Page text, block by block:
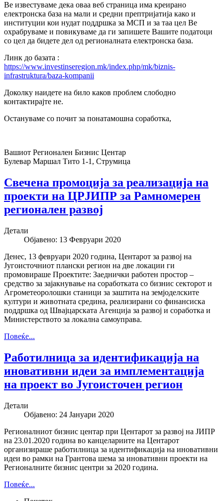
Ве известуваме дека оваа веб страница има креирано
електронска база на мали и средни прептријатија како и
институции кои нудат поддршка за МСП и за таа цел Ве
охрабруваме и повикуваме да ги запишете Вашите податоци
со цел да бидете дел од регионалната електронска база.
Линк до базата :
https://www.investinseregion.mk/index.php/mk/biznis-
infrastruktura/baza-kompanii
Доколку наидете на било каков проблем слободно
контактирајте не.
Остануваме со почит за понатамошна соработка,
Вашиот Регионален Бизнис Центар
Булевар Маршал Тито 1-1, Струмица
Свечена промоција за реализација на
проекти на ЦРЈИПР за Рамномерен
регионален развој
Детали
Објавено: 13 Февруари 2020
Денес, 13 февруари 2020 година, Центарот за развој на
Југоисточниот плански регион на две локации ги
промовираше Проектите: Заеднички работен простор –
средство за зајакнување на соработката со бизнис секторот и
Агрометеоролошки станици за заштита на земјоделските
култури и животната средина, реализирани со финансиска
поддршка од Швајцарската Агенција за развој и соработка и
Министерството за локална самоуправа.
Повеќе...
Работилница за идентификација на
иновативни идеи за имплементација
на проект во Југоисточен регион
Детали
Објавено: 24 Јануари 2020
Регионалниот бизнис центар при Центарот за развој на ЈИПР
на 23.01.2020 година во канцелариите на Центарот
организираше работилница за идентификација на иновативни
идеи во рамки на Грантова шема за иновативни проекти на
Регионалните бизнис центри за 2020 година.
Повеќе...